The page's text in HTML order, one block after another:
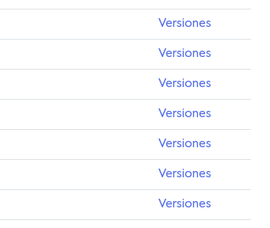
Versiones
Versiones
Versiones
Versiones
Versiones
Versiones
Versiones